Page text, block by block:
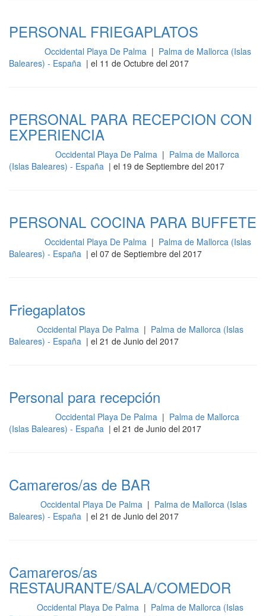
PERSONAL FRIEGAPLATOS
Occidental Playa De Palma | Palma de Mallorca (Islas
Baleares) - España | el 11 de Octubre del 2017
PERSONAL PARA RECEPCION CON
EXPERIENCIA
Occidental Playa De Palma | Palma de Mallorca
(Islas Baleares) - España | el 19 de Septiembre del 2017
PERSONAL COCINA PARA BUFFETE
Occidental Playa De Palma | Palma de Mallorca (Islas
Baleares) - España | el 07 de Septiembre del 2017
Friegaplatos
Occidental Playa De Palma | Palma de Mallorca (Islas
Baleares) - España | el 21 de Junio del 2017
Personal para recepción
Occidental Playa De Palma | Palma de Mallorca
(Islas Baleares) - España | el 21 de Junio del 2017
Camareros/as de BAR
Occidental Playa De Palma | Palma de Mallorca (Islas
Baleares) - España | el 21 de Junio del 2017
Camareros/as
RESTAURANTE/SALA/COMEDOR
Occidental Playa De Palma | Palma de Mallorca (Islas